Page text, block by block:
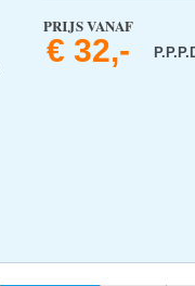
PRIJS VANAF
€ 32,-